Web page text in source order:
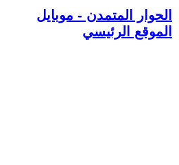
الحوار المتمدن - موبايل
الموقع الرئيسي